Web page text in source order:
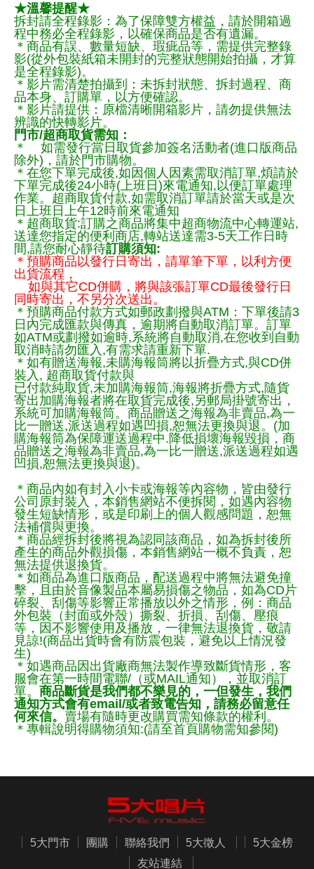
★溫馨提醒★
拆封請全程錄影：為了保障雙方權益，請於開箱過
程中務必全程錄影，以確保商品是否有遺漏。
＊商品有誤、數量短缺、瑕疵品等，需提供完整錄
影(從外包裝紙箱未開封的完整狀態開始拍攝，才算
是全程錄影)。
＊影片需清楚拍攝到：未拆封狀態、拆封過程、商
品本身、訂購單，以方便確認。
＊影片請提供：原檔清晰開箱影片，請勿提供無法
辨識的快轉影片。
門市/超商取貨需知：
＊ 如需發行當日取貨參加簽名活動者(進口版商品
除外)，請於門市購物。
＊在您下單完成後,如因個人因素需取消訂單,煩請於
下單完成後24小時(上班日)來電通知,以便訂單處理
作業。超商取貨付款,如需取消訂單請於當天或是次
日上班日上午12時前來電通知
＊超商取貨:訂購之商品將集中超商物流中心轉運站,
送達您指定的便利商店,轉站送達需3-5天工作日時
間,請您耐心靜待訂購須知:
＊預購商品以發行日寄出，請單筆下單，以利方便
出貨流程，
如與其它CD併購，將與該張訂單CD最後發行日
同時寄出，不另分次送出。
＊預購商品付款方式如郵政劃撥與ATM：下單後請3
日內完成匯款與傳真，逾期將自動取消訂單。訂單
如ATM或劃撥如逾時,系統將自動取消,在您收到自動
取消時請勿匯入,有需求請重新下單.
＊如有贈送海報,未購海報筒將以折疊方式,與CD併
裝入, 超商取貨付款與
已付款純取貨,未加購海報筒,海報將折疊方式,隨貨
寄出加購海報者將在取貨完成後,另郵局掛號寄出，
系統可加購海報筒。商品贈送之海報為非賣品,為一
比一贈送,派送過程如遇凹損,恕無法更換與退。(加
購海報筒為保障運送過程中.降低損壞海報毀損，商
品贈送之海報為非賣品,為一比一贈送,派送過程如遇
凹損,恕無法更換與退)。
＊商品內如有封入小卡或海報等內容物，皆由發行
公司原封裝入，本銷售網站不便拆閱，如遇內容物
發生短缺情形，或是印刷上的個人觀感問題，恕無
法補償與更換。
＊商品經拆封後將視為認同該商品，如為拆封後所
產生的商品外觀損傷，本銷售網站一概不負責，恕
無法提供退換貨。
＊如商品為進口版商品，配送過程中將無法避免撞
擊，且由於音像製品本屬易損傷之物品，如為CD片
碎裂、刮傷等影響正常播放以外之情形，例：商品
外包裝（封面或外殼）撕裂、折損、刮傷、壓痕
等，因不影響使用及播放，一律無法退換貨，敬請
見諒!(商品出貨時會有防震包裝，避免以上情況發
生)
＊如遇商品因出貨廠商無法製作導致斷貨情形，客
服會在第一時間電聯/（或MAIL通知），並取消訂
單。 商品斷貨是我們都不樂見的，一但發生，我們
通知方式會有email/或者致電告知，請務必留意任
何來信。 賣場有隨時更改購買需知條款的權利。
＊專輯說明得購物須知:(請至首頁購物需知參閱)
5大門市 團購 聯絡我們 5大徵人
5大金榜
友站連結